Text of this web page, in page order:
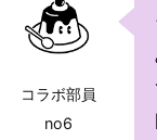
コラボ部員
no6